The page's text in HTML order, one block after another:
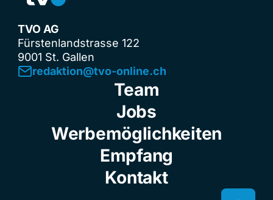
TVO AG
Fürstenlandstrasse 122
9001 St. Gallen
redaktion@tvo-online.ch
Team
Jobs
Werbemöglichkeiten
Empfang
Kontakt